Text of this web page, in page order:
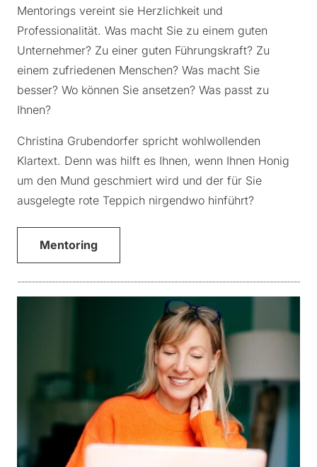
Mentorings vereint sie Herzlichkeit und
Professionalität. Was macht Sie zu einem guten
Unternehmer? Zu einer guten Führungskraft? Zu
einem zufriedenen Menschen? Was macht Sie
besser? Wo können Sie ansetzen? Was passt zu
Ihnen?
Christina Grubendorfer spricht wohlwollenden
Klartext. Denn was hilft es Ihnen, wenn Ihnen Honig
um den Mund geschmiert wird und der für Sie
ausgelegte rote Teppich nirgendwo hinführt?
Mentoring